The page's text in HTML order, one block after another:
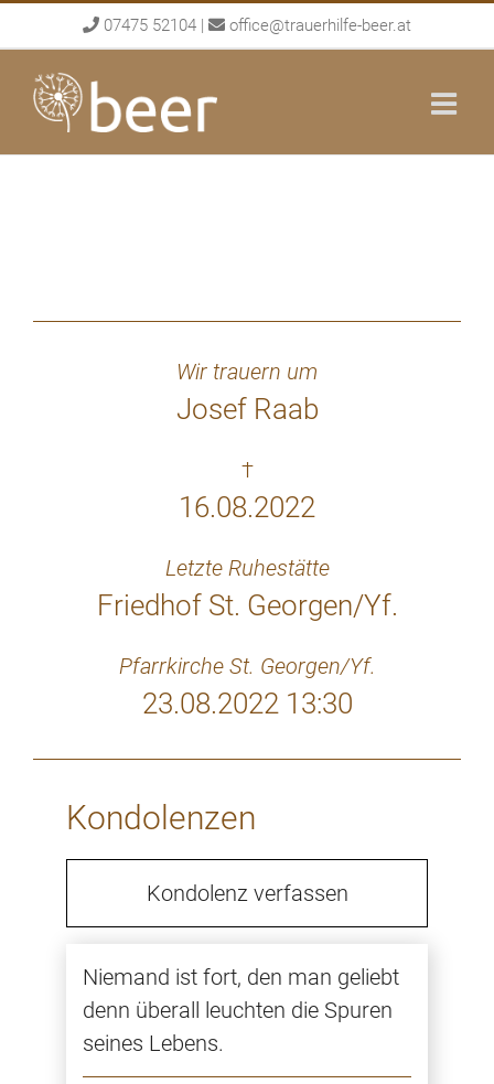
to
content
07475 52104 | office@trauerhilfe-beer.at
Wir trauern um
Josef Raab
†
16.08.2022
Letzte Ruhestätte
Friedhof St. Georgen/Yf.
Pfarrkirche St. Georgen/Yf.
23.08.2022 13:30
Kondolenzen
Kondolenz verfassen
Niemand ist fort, den man geliebt
denn überall leuchten die Spuren
seines Lebens.